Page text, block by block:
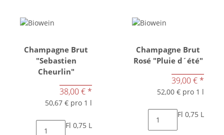
Champagne Brut
"Sebastien
Cheurlin"
38,00 € *
50,67 € pro 1 l
Fl 0,75 L
Champagne Brut
Rosé "Pluie d´été"
39,00 € *
52,00 € pro 1 l
Fl 0,75 L